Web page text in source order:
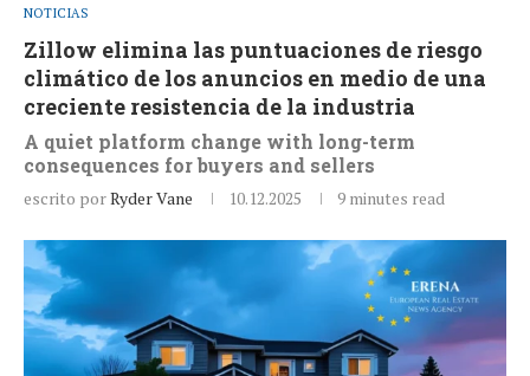
NOTICIAS
Zillow elimina las puntuaciones de riesgo
climático de los anuncios en medio de una
creciente resistencia de la industria
A quiet platform change with long-term
consequences for buyers and sellers
escrito porRyder Vane 10.12.2025 9 minutes read